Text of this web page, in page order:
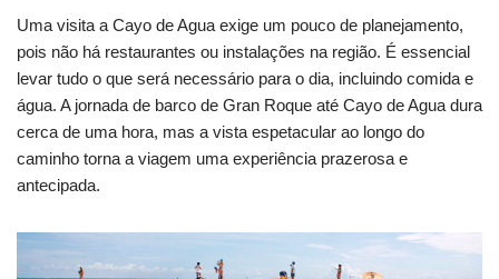
Uma visita a Cayo de Agua exige um pouco de planejamento,
pois não há restaurantes ou instalações na região. É essencial
levar tudo o que será necessário para o dia, incluindo comida e
água. A jornada de barco de Gran Roque até Cayo de Agua dura
cerca de uma hora, mas a vista espetacular ao longo do
caminho torna a viagem uma experiência prazerosa e
antecipada.